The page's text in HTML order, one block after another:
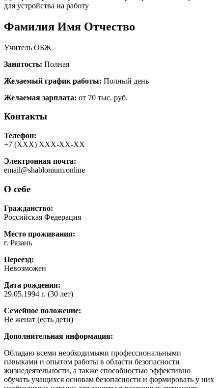
Фамилия Имя Отчество
Учитель ОБЖ
Занятость: Полная
Желаемый график работы: Полный день
Желаемая зарплата: от 70 тыс. руб.
Контакты
Телефон:
+7 (ХХХ) ХХХ-ХХ-ХХ
Электронная почта:
email@shablonium.online
О себе
Гражданство:
Российская Федерация
Место проживания:
г. Рязань
Переезд:
Невозможен
Дата рождения:
29.05.1994 г. (30 лет)
Семейное положение:
Не женат (есть дети)
Дополнительная информация:
Обладаю всеми необходимыми профессиональными
навыками и опытом работы в области безопасности
жизнедеятельности, а также способностью эффективно
обучать учащихся основам безопасности и формировать у них